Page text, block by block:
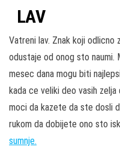
LAV
Vatreni lav. Znak koji odlicno
odustaje od onog sto naumi.
mesec dana mogu biti
kada ce veliki deo vasih
moci da kazete da ste dosli
rukom da dobijete ono sto
sumnje.